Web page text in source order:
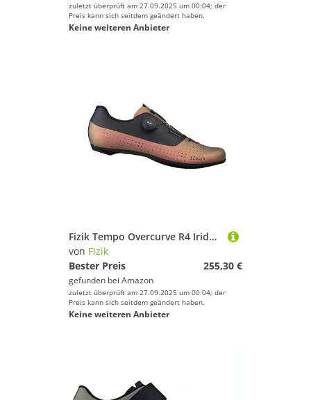
zuletzt überprüft am 27.09.2025 um 00:04; der
Preis kann sich seitdem geändert haben.
Keine weiteren Anbieter
Fizik Tempo Overcurve R4 Iridescent, Fahrradschuhe, Unisex, Erwachsene, Kupfer/Schwarz, 41
von Fizik
Bester Preis
255,30 €
gefunden bei Amazon
zuletzt überprüft am 27.09.2025 um 00:04; der
Preis kann sich seitdem geändert haben.
Keine weiteren Anbieter